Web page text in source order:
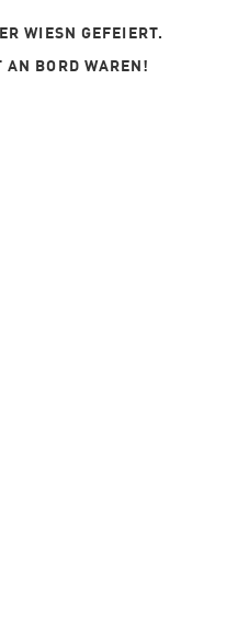
WIESN GEFEIERT.
BORD WAREN!